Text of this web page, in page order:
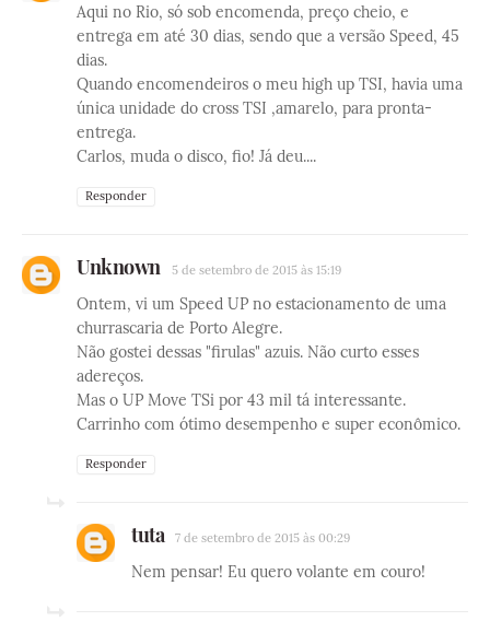
Aqui no Rio, só sob encomenda, preço cheio, e
entrega em até 30 dias, sendo que a versão Speed, 45
dias.
Quando encomendeiros o meu high up TSI, havia uma
única unidade do cross TSI ,amarelo, para pronta-
entrega.
Carlos, muda o disco, fio! Já deu....
Responder
Unknown 5 de setembro de 2015 às 15:19
Ontem, vi um Speed UP no estacionamento de uma
churrascaria de Porto Alegre.
Não gostei dessas "firulas" azuis. Não curto esses
adereços.
Mas o UP Move TSi por 43 mil tá interessante.
Carrinho com ótimo desempenho e super econômico.
Responder
tuta 7 de setembro de 2015 às 00:29
Nem pensar! Eu quero volante em couro!